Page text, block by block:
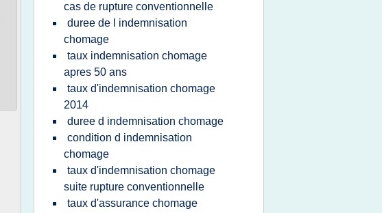
cas de rupture conventionnelle
duree de l indemnisation
chomage
taux indemnisation chomage
apres 50 ans
taux d'indemnisation chomage
2014
duree d indemnisation chomage
condition d indemnisation
chomage
taux d'indemnisation chomage
suite rupture conventionnelle
taux d'assurance chomage